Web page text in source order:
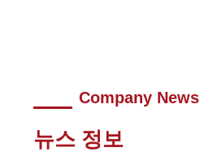
Company News
뉴스 정보